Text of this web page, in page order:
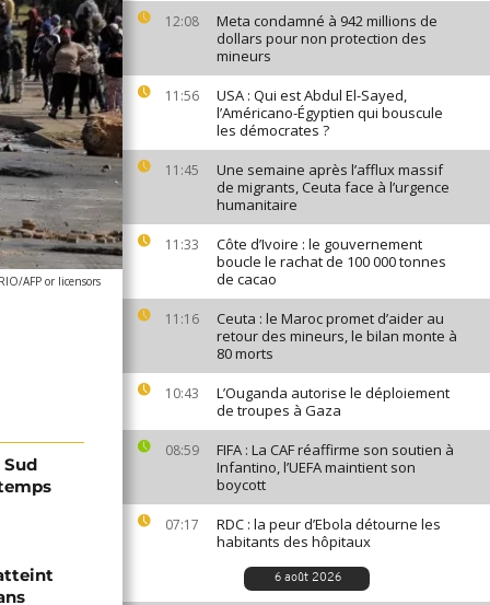
12:08
Meta condamné à 942 millions de
dollars pour non protection des
mineurs
11:56
USA : Qui est Abdul El-Sayed,
l’Américano-Égyptien qui bouscule
les démocrates ?
11:45
Une semaine après l’afflux massif
de migrants, Ceuta face à l’urgence
humanitaire
11:33
Côte d’Ivoire : le gouvernement
boucle le rachat de 100 000 tonnes
de cacao
11:16
Ceuta : le Maroc promet d’aider au
retour des mineurs, le bilan monte à
80 morts
10:43
L’Ouganda autorise le déploiement
de troupes à Gaza
08:59
FIFA : La CAF réaffirme son soutien à
Infantino, l’UEFA maintient son
boycott
07:17
RDC : la peur d’Ebola détourne les
habitants des hôpitaux
6 août 2026
AFP or licensors
Sud